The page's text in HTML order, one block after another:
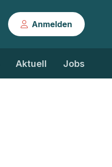
Anmelden
Aktuell Jobs